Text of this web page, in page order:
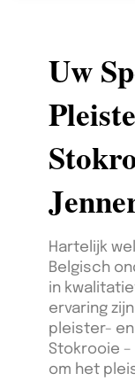
Uw
Hartelijk
Belgisch
in
ervaring
pleister-
Stokrooie –
om het